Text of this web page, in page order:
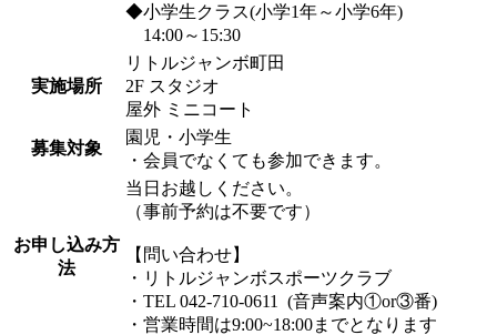
◆小学生クラス(小学1年～小学6年)
14:00～15:30
実施場所
リトルジャンボ町田
2F スタジオ
屋外 ミニコート
募集対象
園児・小学生
・会員でなくても参加できます。
お申し込み方
法
当日お越しください。
（事前予約は不要です）
【問い合わせ】
・リトルジャンボスポーツクラブ
・TEL 042-710-0611 (音声案内①or③番)
・営業時間は9:00~18:00までとなります